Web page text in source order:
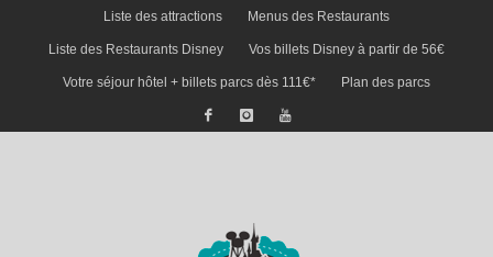
Liste des attractions Menus des Restaurants
Liste des Restaurants Disney Vos billets Disney à partir de 56€
Votre séjour hôtel + billets parcs dès 111€* Plan des parcs